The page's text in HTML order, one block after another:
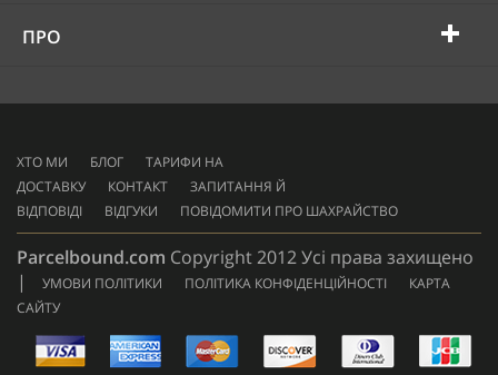
ПРО
ХТО МИ БЛОГ
ТАРИФИ НА
ДОСТАВКУ
КОНТАКТ
ЗАПИТАННЯ Й
ВІДПОВІДІ
ВІДГУКИ ПОВІДОМИТИ ПРО ШАХРАЙСТВО
Parcelbound.com Copyright 2012 Усі права захищено
|
УМОВИ ПОЛІТИКИ ПОЛІТИКА КОНФІДЕНЦІЙНОСТІ
КАРТА
САЙТУ
AMERICAN
EXPRESS